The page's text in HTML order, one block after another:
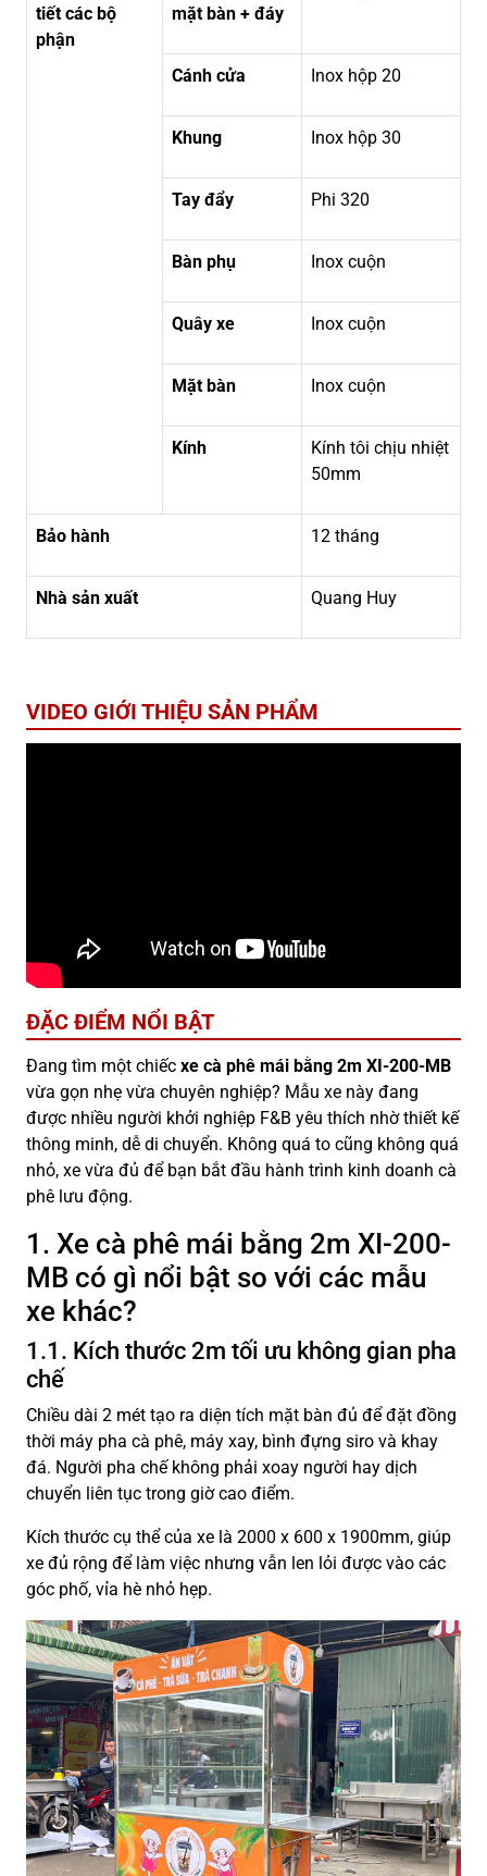
tiết các bộ
phận
mặt bàn + đáy
Cánh cửa Inox hộp 20
Khung Inox hộp 30
Tay đẩy Phi 320
Bàn phụ Inox cuộn
Quây xe Inox cuộn
Mặt bàn Inox cuộn
Kính
Kính tôi chịu nhiệt
50mm
Bảo hành 12 tháng
Nhà sản xuất Quang Huy
VIDEO GIỚI THIỆU SẢN PHẨM
ĐẶC ĐIỂM NỔI BẬT
Đang tìm một chiếc xe cà phê mái bằng 2m XI-200-MB
vừa gọn nhẹ vừa chuyên nghiệp? Mẫu xe này đang
được nhiều người khởi nghiệp F&B yêu thích nhờ thiết kế
thông minh, dễ di chuyển. Không quá to cũng không quá
nhỏ, xe vừa đủ để bạn bắt đầu hành trình kinh doanh cà
phê lưu động.
1. Xe cà phê mái bằng 2m XI-200-
MB có gì nổi bật so với các mẫu
xe khác?
1.1. Kích thước 2m tối ưu không gian pha
chế
Chiều dài 2 mét tạo ra diện tích mặt bàn đủ để đặt đồng
thời máy pha cà phê, máy xay, bình đựng siro và khay
đá. Người pha chế không phải xoay người hay dịch
chuyển liên tục trong giờ cao điểm.
Kích thước cụ thể của xe là 2000 x 600 x 1900mm, giúp
xe đủ rộng để làm việc nhưng vẫn len lỏi được vào các
góc phố, vỉa hè nhỏ hẹp.